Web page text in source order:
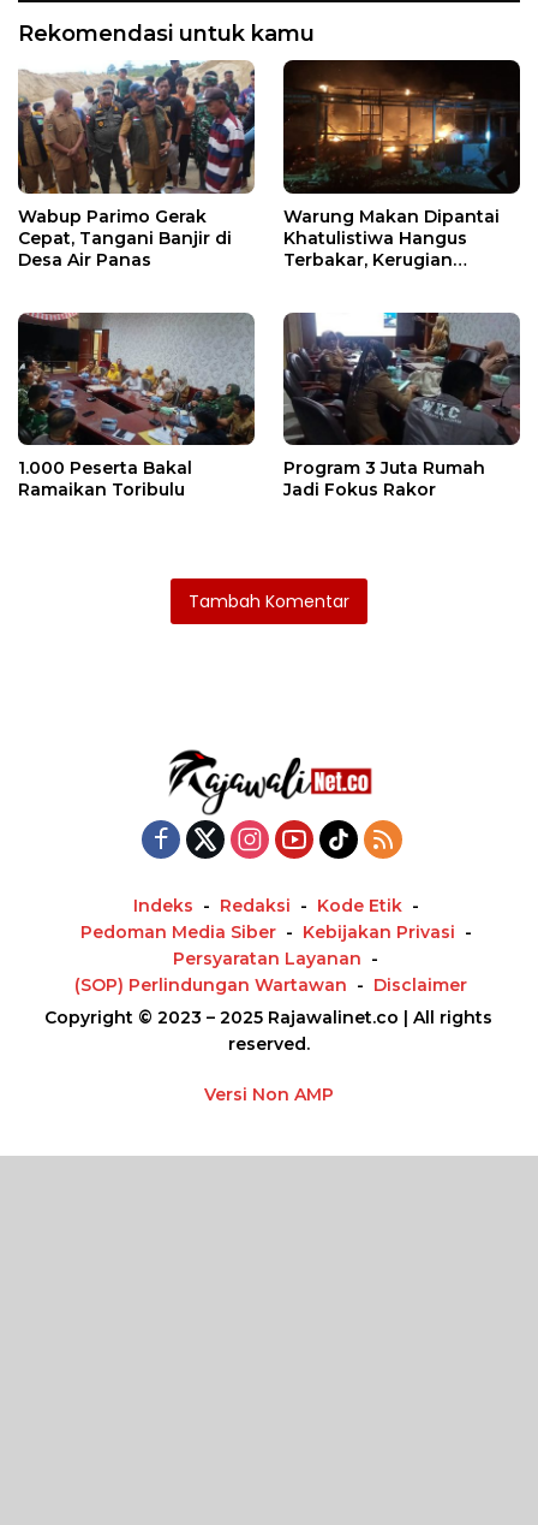
Rekomendasi untuk kamu
Wabup Parimo Gerak
Cepat, Tangani Banjir di
Desa Air Panas
Warung Makan Dipantai
Khatulistiwa Hangus
Terbakar, Kerugian
1.000 Peserta Bakal
Ramaikan Toribulu
Program 3 Juta Rumah
Jadi Fokus Rakor
Tambah Komentar
Indeks Redaksi
Kode Etik
Pedoman Media Siber
Kebijakan Privasi
Persyaratan Layanan
(SOP) Perlindungan Wartawan
Disclaimer
Copyright © 2023 – 2025 Rajawalinet.co | All rights
reserved.
Versi Non AMP